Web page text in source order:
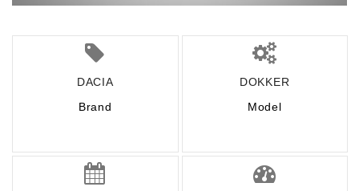
DACIA
Brand
DOKKER
Model